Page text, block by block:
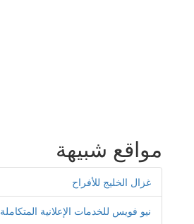
مواقع شبيهة
غزال الخليج للأفراح
نيو فويس للخدمات الإعلانية المتكاملة